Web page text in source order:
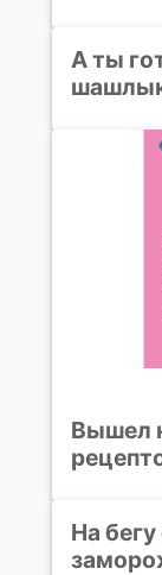
А ты
Вышел
На